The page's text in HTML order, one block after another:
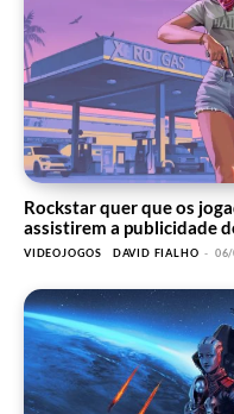
Rockstar quer que os
assistirem a publicidade
VIDEOJOGOS DAVID FIALHO -